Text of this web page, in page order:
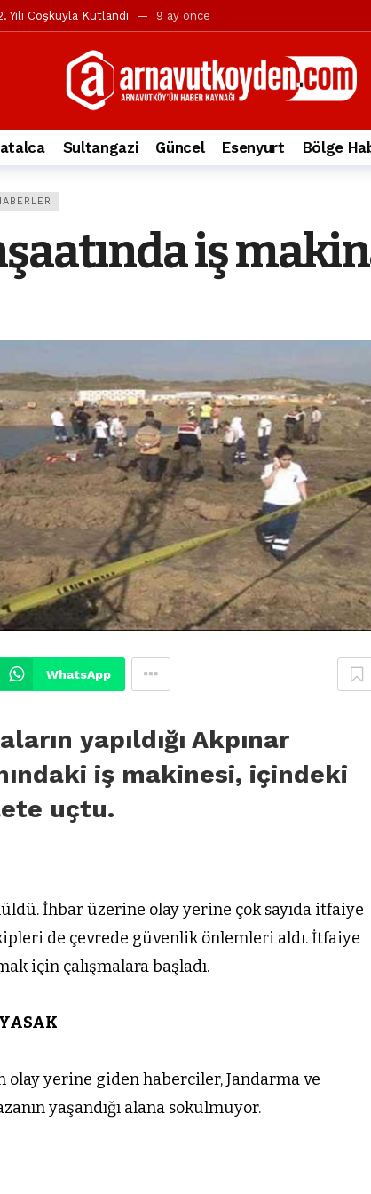
Coşkuyla Kutlandı 9 ay önce
ve Mustafa Candaroğlu’na yönelik suçlamalar 10 ay
344.868’e ulaştı 1 yıl önce
otomobil alev alev yandı. 2 yıl önce
protesto gösterisi düzenledi 2 yıl önce
birbirlerinin üzerine devrildi
taksideki yolcu öldü 3 yıl önce
tepkisi 3 yıl önce
Sultangazi Güncel Esenyurt Bölge
iş
WhatsApp
yapıldığı Akpınar
iş makinesi, içindeki
uçtu.
İhbar üzerine olay yerine çok sayıda itfaiye
de çevrede güvenlik önlemleri aldı. İtfaiye
için çalışmalara başladı.
olay yerine giden haberciler, Jandarma ve
yaşandığı alana sokulmuyor.